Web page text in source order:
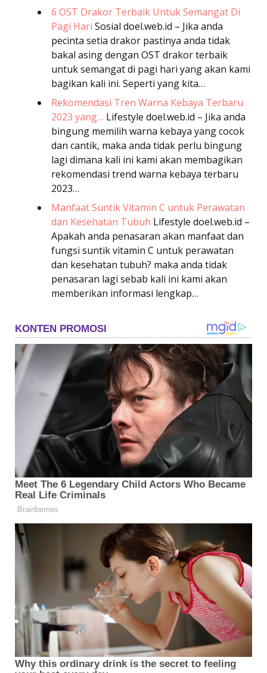
6 OST Drakor Terbaik Untuk Semangat Di
Pagi Hari Sosial doel.web.id – Jika anda
pecinta setia drakor pastinya anda tidak
bakal asing dengan OST drakor terbaik
untuk semangat di pagi hari yang akan kami
bagikan kali ini. Seperti yang kita…
Rekomendasi Tren Warna Kebaya Terbaru
2023 yang… Lifestyle doel.web.id – Jika anda
bingung memilih warna kebaya yang cocok
dan cantik, maka anda tidak perlu bingung
lagi dimana kali ini kami akan membagikan
rekomendasi trend warna kebaya terbaru
2023…
Manfaat Suntik Vitamin C untuk Perawatan
dan Kesehatan Tubuh Lifestyle doel.web.id –
Apakah anda penasaran akan manfaat dan
fungsi suntik vitamin C untuk perawatan
dan kesehatan tubuh? maka anda tidak
penasaran lagi sebab kali ini kami akan
memberikan informasi lengkap…